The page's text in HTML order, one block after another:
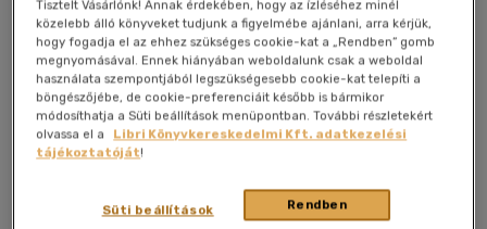
Kívánságlistához adom Megosztom
Móra Ferenc Ifjúsági Könyvkiad|2023|magyar nyelvű
|14 oldal
Tisztelt Vásárlónk! Annak érdekében, hogy az ízléséhez minél
közelebb álló könyveket tudjunk a figyelmébe ajánlani, arra kérjük,
hogy fogadja el az ehhez szükséges cookie-kat a „Rendben” gomb
megnyomásával. Ennek hiányában weboldalunk csak a weboldal
használata szempontjából legszükségesebb cookie-kat telepíti a
böngészőjébe, de cookie-preferenciáit később is bármikor
módosíthatja a Süti beállítások menüpontban. További részletekért
olvassa el a
Libri Könyvkereskedelmi Kft. adatkezelési
tájékoztatóját!
Rendben
Süti beállítások